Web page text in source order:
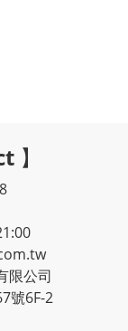
】
限公司
號6F-2